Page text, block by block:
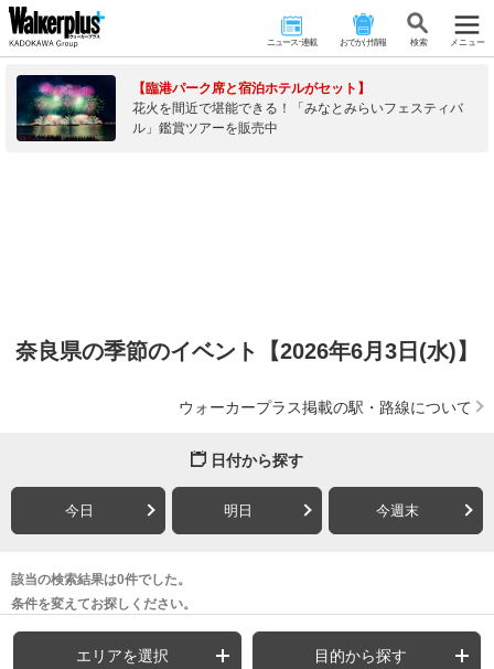
ニュース･連載 おでかけ情報 検 索 メニュー
【臨港パーク席と宿泊ホテルがセット】
花火を間近で堪能できる！「みなとみらいフェスティバ
ル」鑑賞ツアーを販売中
奈良県の季節のイベント【2026年6月3日(水)】
ウォーカープラス掲載の駅・路線について
日付から探す
今日 明日 今週末
該当の検索結果は0件でした。
条件を変えてお探しください。
エリアを選択 目的から探す